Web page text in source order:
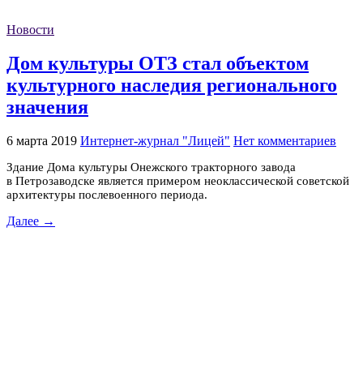
Новости
Дом культуры ОТЗ стал объектом
культурного наследия регионального
значения
6 марта 2019 Интернет-журнал "Лицей" Нет комментариев
Здание Дома культуры Онежского тракторного завода
в Петрозаводске является примером неоклассической советской
архитектуры послевоенного периода.
Далее →